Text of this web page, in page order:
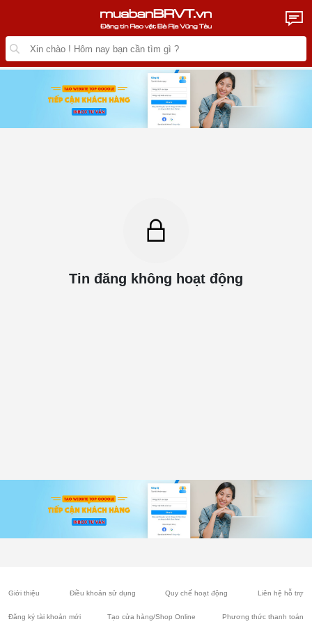
Tin đăng không hoạt động
Giới thiệu Điều khoản sử dụng Quy chế hoạt động Liên hệ hỗ trợ
Đăng ký tài khoản mới Tạo cửa hàng/Shop Online Phương thức thanh toán